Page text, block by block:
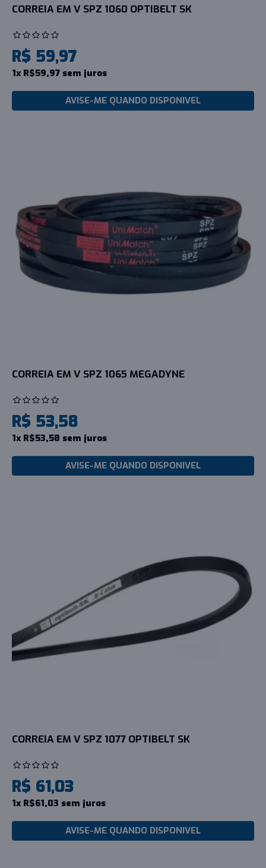
CORREIA EM V SPZ 1060 OPTIBELT SK
R$ 59,97
1x R$59,97 sem juros
AVISE-ME QUANDO DISPONIVEL
CORREIA EM V SPZ 1065 MEGADYNE
R$ 53,58
1x R$53,58 sem juros
AVISE-ME QUANDO DISPONIVEL
CORREIA EM V SPZ 1077 OPTIBELT SK
R$ 61,03
1x R$61,03 sem juros
AVISE-ME QUANDO DISPONIVEL